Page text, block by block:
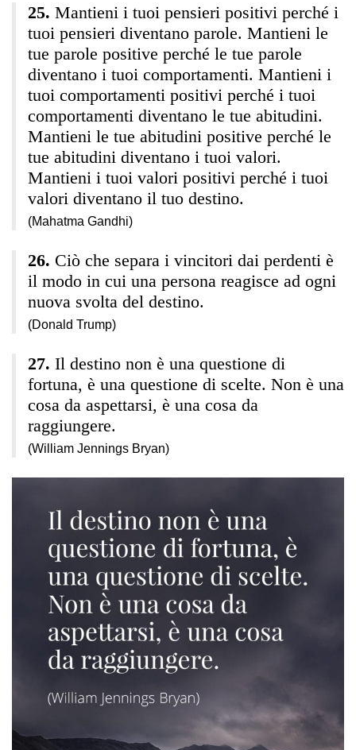
Mantieni i tuoi pensieri positivi perché i
tuoi pensieri diventano parole. Mantieni le
tue parole positive perché le tue parole
diventano i tuoi comportamenti. Mantieni i
tuoi comportamenti positivi perché i tuoi
comportamenti diventano le tue abitudini.
Mantieni le tue abitudini positive perché le
tue abitudini diventano i tuoi valori.
Mantieni i tuoi valori positivi perché i tuoi
valori diventano il tuo destino.
(Mahatma Gandhi)
Ciò che separa i vincitori dai perdenti è
il modo in cui una persona reagisce ad ogni
nuova svolta del destino.
(Donald Trump)
Il destino non è una questione di
fortuna, è una questione di scelte. Non è una
cosa da aspettarsi, è una cosa da
raggiungere.
(William Jennings Bryan)